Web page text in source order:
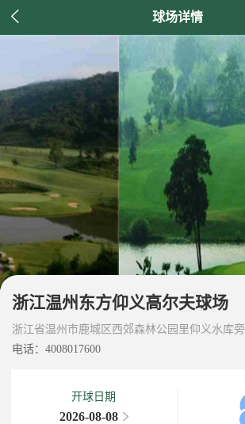
 球场详情
浙江温州东方仰义高尔夫球场
浙江省温州市鹿城区西郊森林公园里仰义水库旁
电话：4008017600
开球日期
2026-08-08